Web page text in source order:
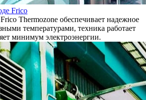
Frico
Thermozone обеспечивает надежное
температурами, техника работает
минимум электроэнергии.